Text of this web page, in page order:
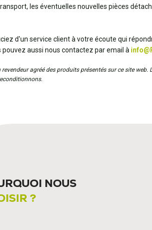
les éventuelles nouvelles pièces
d'un service client à votre écoute qui
pouvez aussi nous contactez par email à
revendeur agréé des produits présentés sur ce site
NOUS
?